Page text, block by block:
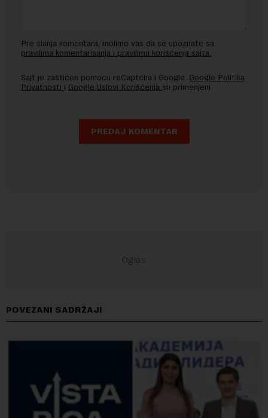
Pre slanja komentara, molimo vas da se upoznate sa
pravilima komentarisanja i pravilima korišćenja sajta.
Sajt je zaštićen pomocu reCaptcha i Google. Google Politika
Privatnosti i Google Uslovi Korišćenja su primenjeni.
POVEZANI SADRŽAJI